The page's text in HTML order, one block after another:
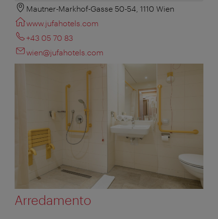
Mautner-Markhof-Gasse 50-54, 1110 Wien
www.jufahotels.com
+43 05 70 83
wien@jufahotels.com
Arredamento